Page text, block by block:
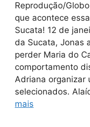
Reprodução/
que acontece
Sucata! 12 de
da Sucata, Jonas
perder Maria do
comportamento
Adriana organizar
selecionados.
mais